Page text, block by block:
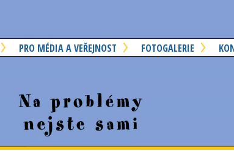
PRO MÉDIA A VEŘEJNOST FOTOGALERIE